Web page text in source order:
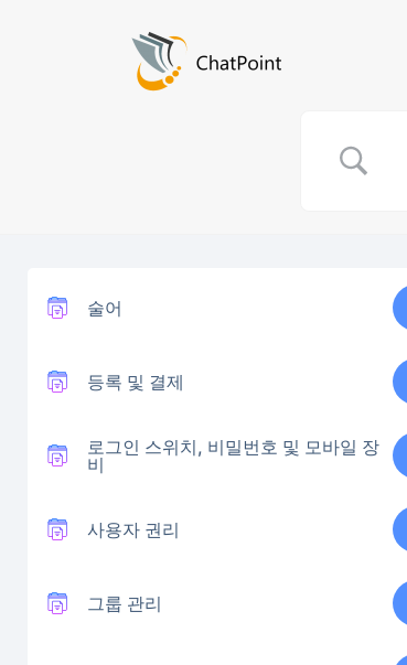
술어
등록 및 결제
로그인 스위치, 비밀번호 및 모바일 장
비
사용자 권리
그룹 관리